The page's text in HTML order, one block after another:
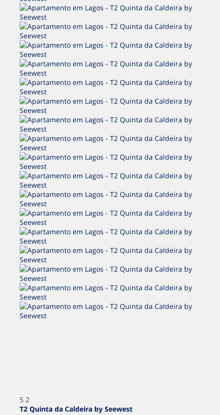
5 2
T2 Quinta da Caldeira by Seewest